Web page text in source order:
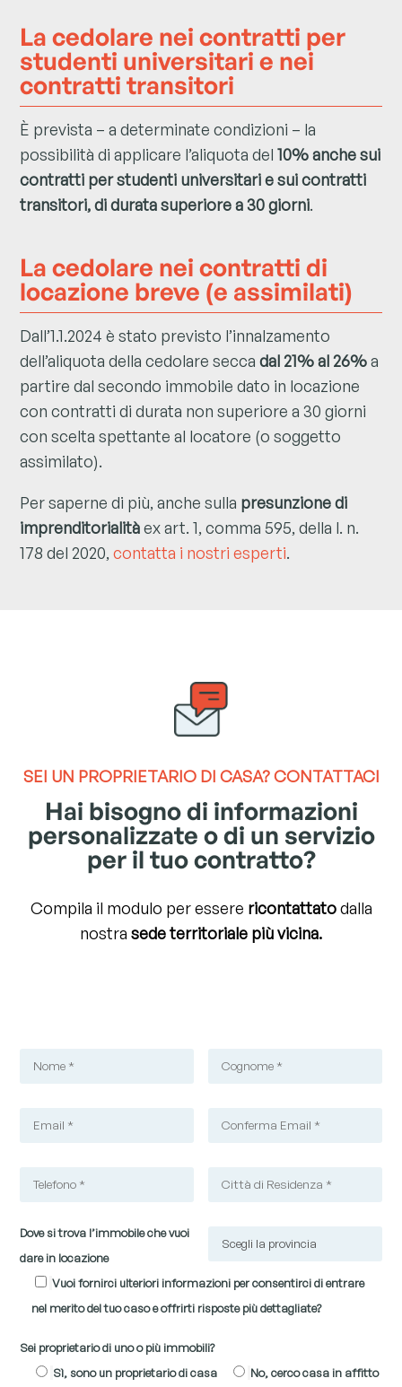
La cedolare nei contratti per
studenti universitari e nei
contratti transitori
È prevista – a determinate condizioni – la
possibilità di applicare l’aliquota del10% anche sui
contratti per studenti universitari e sui contratti
transitori, di durata superiore a 30 giorni.
La cedolare nei contratti di
locazione breve (e assimilati)
Dall’1.1.2024 è stato previsto l’innalzamento
dell’aliquota della cedolare seccadal 21% al 26%a
partire dal secondo immobile dato in locazione
con contratti di durata non superiore a 30 giorni
con scelta spettante al locatore (o soggetto
assimilato).
Per saperne di più, anche sulla presunzione di
imprenditorialitàex art. 1, comma 595, della l. n.
178 del 2020,contatta i nostri esperti.
SEI UN PROPRIETARIO DI CASA?CONTATTACI
Hai bisogno di informazioni
personalizzate o di un servizio
per il tuo contratto?
Compila il modulo per essere ricontattatodalla
nostra sede territoriale più vicina.
Dove si trova l’immobile che vuoi
dare in locazione
Vuoi fornirci ulteriori informazioni per consentirci di entrare
nel merito del tuo caso e offrirti risposte più dettagliate?
Sei proprietario di uno o più immobili?
Sì, sono un proprietario di casa
No, cerco casa in affitto